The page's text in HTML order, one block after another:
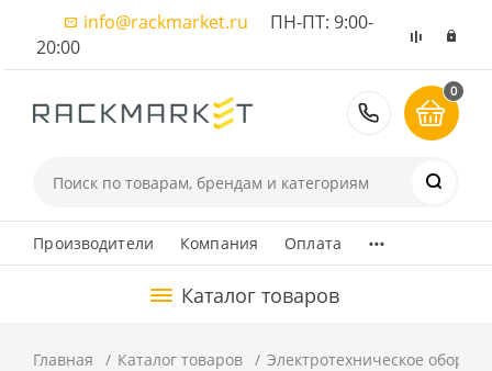
info@rackmarket.ru ПН-ПТ: 9:00-
20:00
8 (495)
0
Производители Компания Оплата ...
Каталог товаров
Главная Каталог товаров Электротехническое